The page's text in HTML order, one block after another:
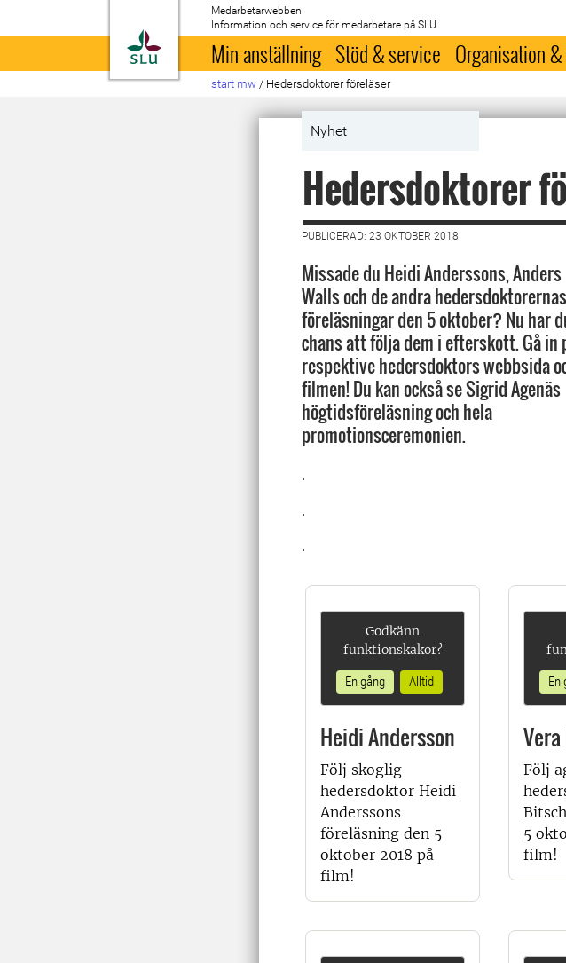
Till startsida
Medarbetarwebben
Information och service för medarbetare på SLU
Min anställning Stöd & service Organisation
start mw / Hedersdoktorer föreläser
Nyhet
Hedersdoktorer
PUBLICERAD: 23 OKTOBER 2018
Missade du Heidi Anderssons, Anders
Walls och de andra hedersdoktorernas
föreläsningar den 5 oktober? Nu har
chans att följa dem i efterskott. Gå in
respektive hedersdoktors webbsida
filmen! Du kan också se Sigrid Agenäs
högtidsföreläsning och hela
promotionsceremonien.
.
.
.
Godkänn
funktionskakor?
En gång
Alltid
Heidi Andersson
Följ skoglig
hedersdoktor Heidi
Anderssons
föreläsning den 5
oktober 2018 på
film!
En
Följ
5
film!